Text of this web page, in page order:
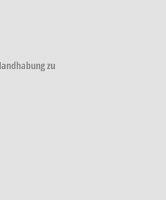
zu